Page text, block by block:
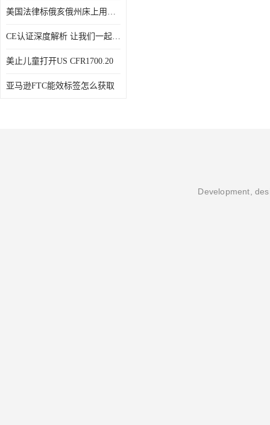
美国法律标俄亥俄州床上用品许可证讲解！
CE认证深度解析 让我们一起来认识CE认证
美止儿童打开US CFR1700.20
亚马逊FTC能效标签怎么获取
Development,